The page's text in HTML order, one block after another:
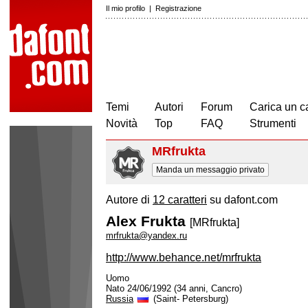
Il mio profilo | Registrazione
Temi
Novità
Autori
Top
Forum
FAQ
Carica un
Strumenti
MRfrukta
Manda un messaggio privato
Autore di 12 caratteri su dafont.com
Alex Frukta [MRfrukta]
mrfrukta@yandex.ru
http://www.behance.net/mrfrukta
Uomo
Nato 24/06/1992 (34 anni, Cancro)
Russia
(Saint- Petersburg)